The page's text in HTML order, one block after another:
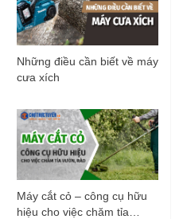
Những điều cần biết về máy
cưa xích
Máy cắt cỏ – công cụ hữu
hiệu cho việc chăm tỉa